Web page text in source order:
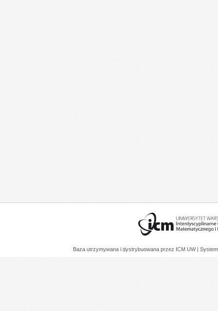
Baza utrzymywana i dystrybuowana przez ICM UW |